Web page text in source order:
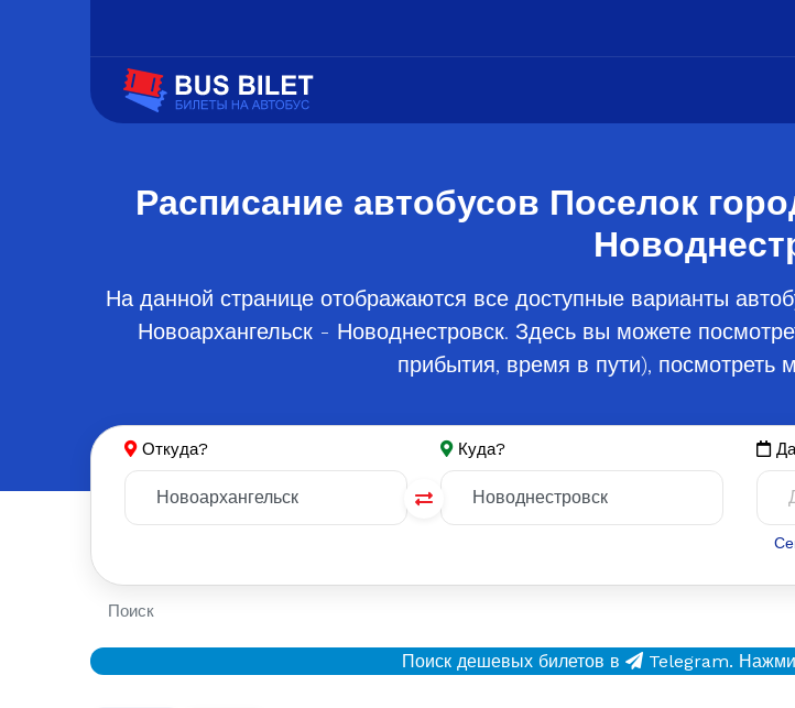
Расписание автобусов Поселок
На данной странице отображаются все доступные варианты
Новоархангельск - Новоднестровск. Здесь вы можете
прибытия, время в пути), посмотреть
Откуда? Куда?
Поиск
Поиск дешевых билетов в Telegram.